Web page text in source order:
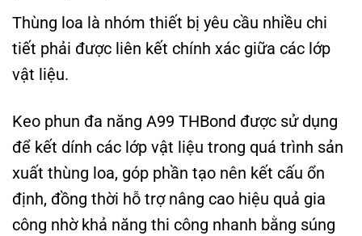
Thùng loa là nhóm thiết bị yêu cầu nhiều chi
tiết phải được liên kết chính xác giữa các lớp
vật liệu.
Keo phun đa năng A99 THBond được sử dụng
để kết dính các lớp vật liệu trong quá trình sản
xuất thùng loa, góp phần tạo nên kết cấu ổn
định, đồng thời hỗ trợ nâng cao hiệu quả gia
công nhờ khả năng thi công nhanh bằng súng